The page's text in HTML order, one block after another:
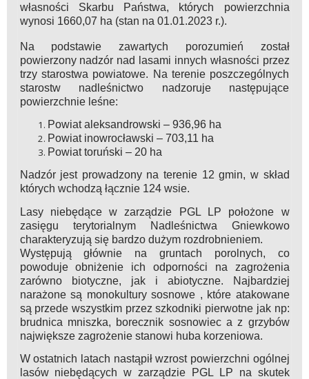
własności Skarbu Państwa, których powierzchnia
wynosi 1660,07 ha (stan na 01.01.2023 r.).
Na podstawie zawartych porozumień został
powierzony nadzór nad lasami innych własności przez
trzy starostwa powiatowe. Na terenie poszczególnych
starostw nadleśnictwo nadzoruje następujące
powierzchnie leśne:
Powiat aleksandrowski – 936,96 ha
Powiat inowrocławski – 703,11 ha
Powiat toruński – 20 ha
Nadzór jest prowadzony na terenie 12 gmin, w skład
których wchodzą łącznie 124 wsie.
Lasy niebędące w zarządzie PGL LP położone w
zasięgu terytorialnym Nadleśnictwa Gniewkowo
charakteryzują się bardzo dużym rozdrobnieniem.
Występują głównie na gruntach porolnych, co
powoduje obniżenie ich odporności na zagrożenia
zarówno biotyczne, jak i abiotyczne. Najbardziej
narażone są monokultury sosnowe , które atakowane
są przede wszystkim przez szkodniki pierwotne jak np:
brudnica mniszka, borecznik sosnowiec a z grzybów
największe zagrożenie stanowi huba korzeniowa.
W ostatnich latach nastąpił wzrost powierzchni ogólnej
lasów niebędących w zarządzie PGL LP na skutek